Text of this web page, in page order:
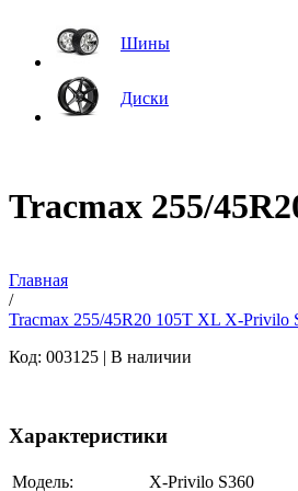
Шины
Диски
Tracmax 255/
Главная
/
Tracmax 255/45R20 105T XL X-Privilo
Код: 003125 | В наличии
Характеристики
Модель: X-Privilo S360